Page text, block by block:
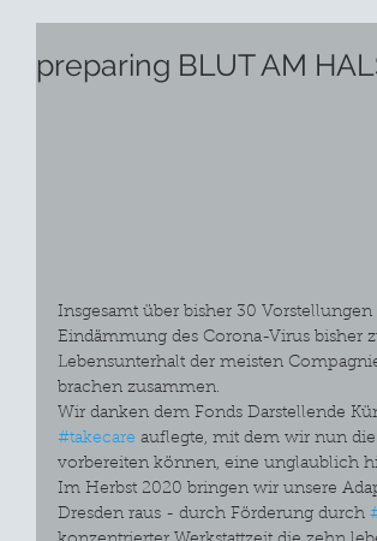
preparing BLUT AM
Insgesamt über bisher 30
Eindämmung des Corona-Virus bisher
Lebensunterhalt der meisten
brachen zusammen.
Wir danken dem Fonds Darstellende
#takecare auflegte, mit dem wir nun
vorbereiten können, eine unglaublich
Im Herbst 2020 bringen wir unsere
Dresden raus - durch Förderung durch